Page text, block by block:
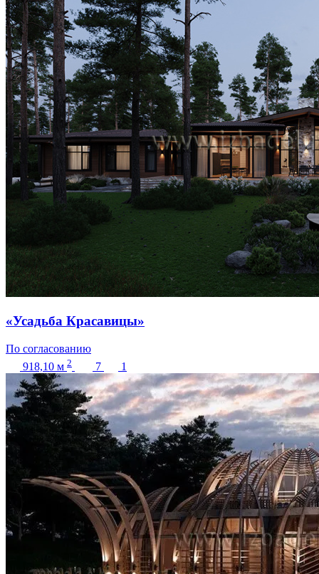
«Усадьба Красавицы»
По согласованию
918,10 м 2 7 1